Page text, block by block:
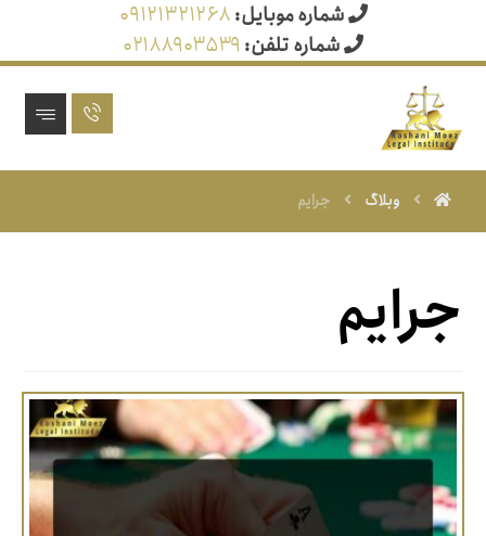
شماره موبایل:۰۹۱۲۱۳۲۱۲۶۸
شماره تلفن:۰۲۱۸۸۹۰۳۵۳۹
وبلاگ جرایم
جرایم